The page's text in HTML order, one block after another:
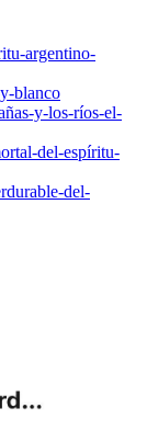
argentino-
blanco
y-los-ríos-el-
del-espíritu-
del-